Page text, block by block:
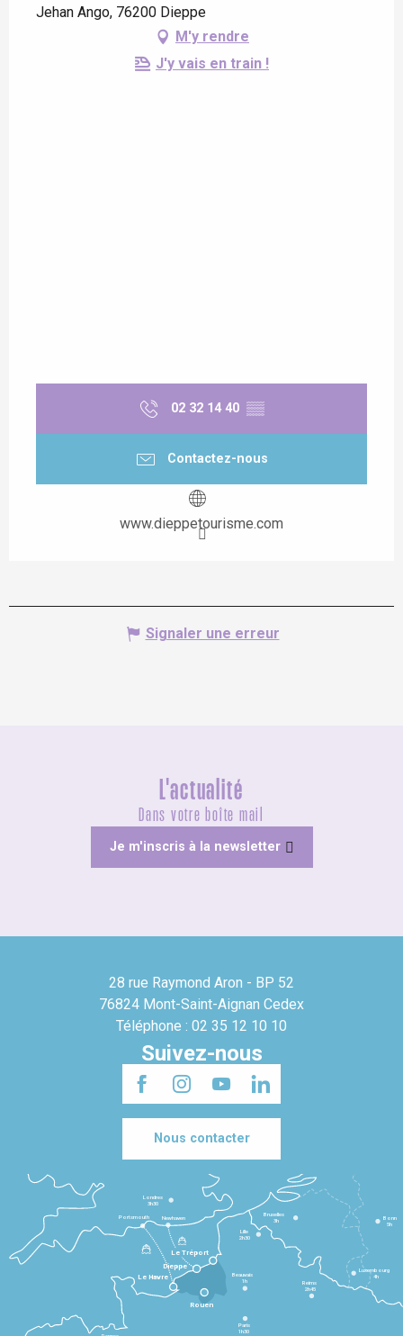
Jehan Ango, 76200 Dieppe
M'y rendre
J'y vais en train !
02 32 14 40 ▒▒
Contactez-nous
www.dieppetourisme.com
Signaler une erreur
L'actualité
Dans votre boîte mail
Je m'inscris à la newsletter
28 rue Raymond Aron - BP 52
76824 Mont-Saint-Aignan Cedex
Téléphone : 02 35 12 10 10
Suivez-nous
Nous contacter
Le Havre
Dieppe
Le Tréport
Paris
1h30
Beauvais
1h
Reims
2h45
Lille
2h30
Bruxelles
3h
Londres
3h30
Newhaven
Portsmouth
Bonn
5h
Luxembourg
4h
Rouen